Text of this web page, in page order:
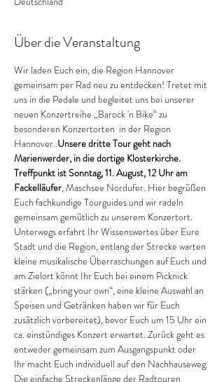
Über die Veranstaltung
Wir laden Euch ein, die Region Hannover
gemeinsam per Rad neu zu entdecken! Tretet mit
uns in die Pedale und begleitet uns bei unserer
neuen Konzertreihe „Barock 'n Bike“ zu
besonderen Konzertorten  in der Region
Hannover. Unsere dritte Tour geht nach
Marienwerder, in die dortige Klosterkirche.
Treffpunkt ist Sonntag, 11. August, 12 Uhr am
Fackelläufer, Maschsee Nordufer. Hier begrüßen
Euch fachkundige Tourguides und wir radeln
gemeinsam gemütlich zu unserem Konzertort.
Unterwegs erfahrt Ihr Wissenswertes über Eure
Stadt und die Region, entlang der Strecke warten
kleine musikalische Überraschungen auf Euch und
am Zielort könnt Ihr Euch bei einem Picknick
stärken („bring your own“, eine kleine Auswahl an
Speisen und Getränken haben wir für Euch
zusätzlich vorbereitet), bevor Euch um 15 Uhr ein
ca. einstündiges Konzert erwartet. Zurück geht es
entweder gemeinsam zum Ausgangspunkt oder
Ihr macht Euch individuell auf den Nachhauseweg.
Die einfache Streckenlänge der Radtouren